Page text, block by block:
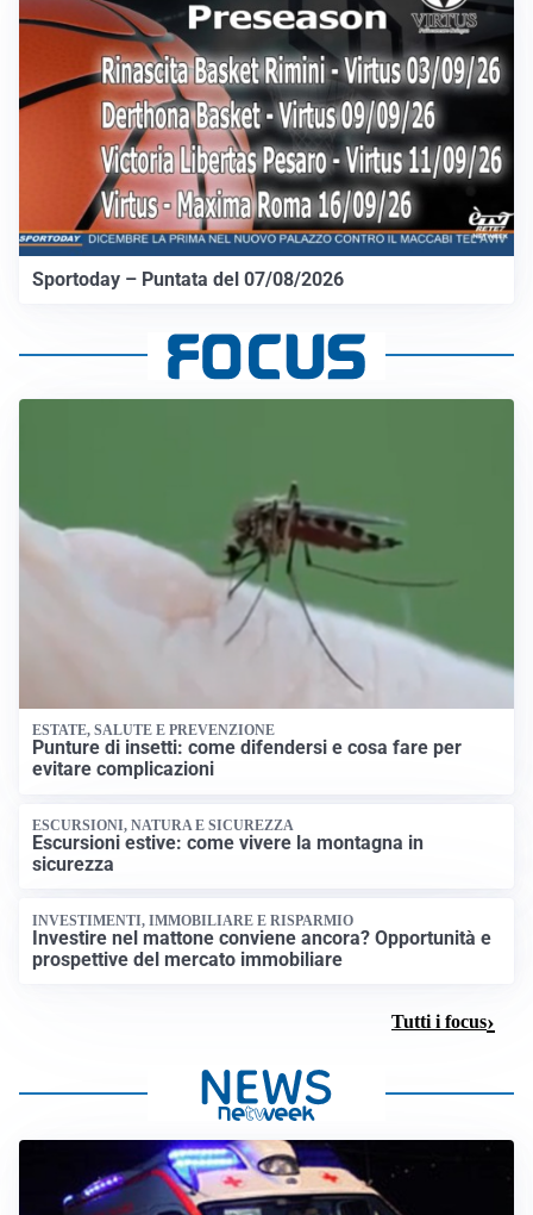
Sportoday – Puntata del 07/08/2026
ESTATE, SALUTE E PREVENZIONE
Punture di insetti: come difendersi e cosa fare per
evitare complicazioni
ESCURSIONI, NATURA E SICUREZZA
Escursioni estive: come vivere la montagna in
sicurezza
INVESTIMENTI, IMMOBILIARE E RISPARMIO
Investire nel mattone conviene ancora? Opportunità e
prospettive del mercato immobiliare
Tutti i focus